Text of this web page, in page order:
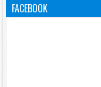
FACEBOOK